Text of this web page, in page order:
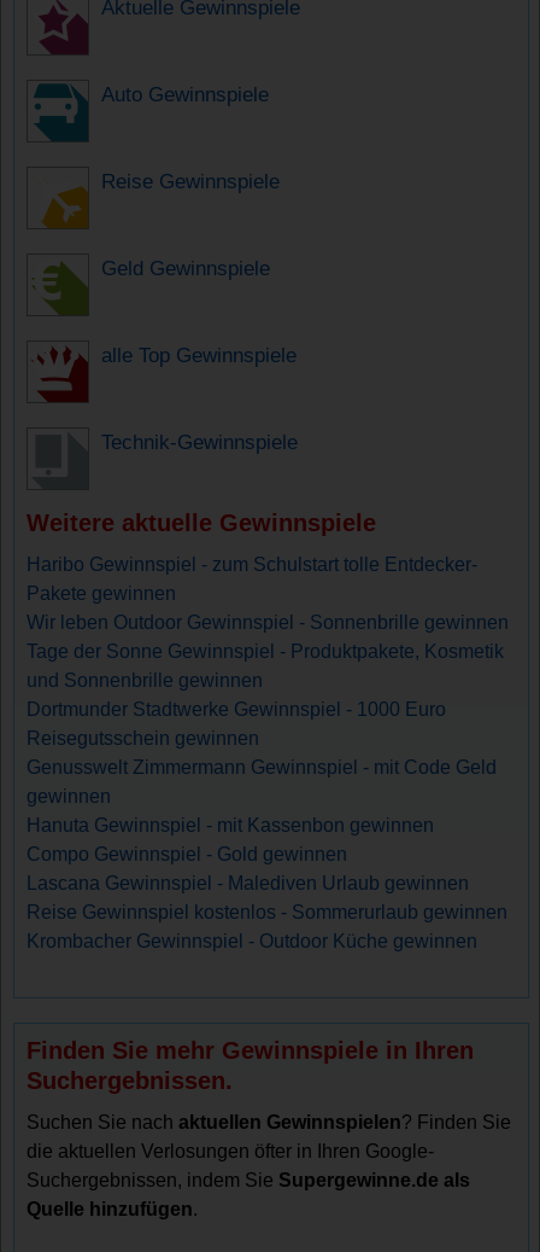
Aktuelle Gewinnspiele
Auto Gewinnspiele
Reise Gewinnspiele
Geld Gewinnspiele
alle Top Gewinnspiele
Technik-Gewinnspiele
Weitere aktuelle Gewinnspiele
Haribo Gewinnspiel - zum Schulstart tolle Entdecker-
Pakete gewinnen
Wir leben Outdoor Gewinnspiel - Sonnenbrille gewinnen
Tage der Sonne Gewinnspiel - Produktpakete, Kosmetik
und Sonnenbrille gewinnen
Dortmunder Stadtwerke Gewinnspiel - 1000 Euro
Reisegutsschein gewinnen
Genusswelt Zimmermann Gewinnspiel - mit Code Geld
gewinnen
Hanuta Gewinnspiel - mit Kassenbon gewinnen
Compo Gewinnspiel - Gold gewinnen
Lascana Gewinnspiel - Malediven Urlaub gewinnen
Reise Gewinnspiel kostenlos - Sommerurlaub gewinnen
Krombacher Gewinnspiel - Outdoor Küche gewinnen
Finden Sie mehr Gewinnspiele in Ihren
Suchergebnissen.
Suchen Sie nachaktuellen Gewinnspielen? Finden Sie
die aktuellen Verlosungen öfter in Ihren Google-
Suchergebnissen, indem Sie Supergewinne.de als
Quelle hinzufügen.